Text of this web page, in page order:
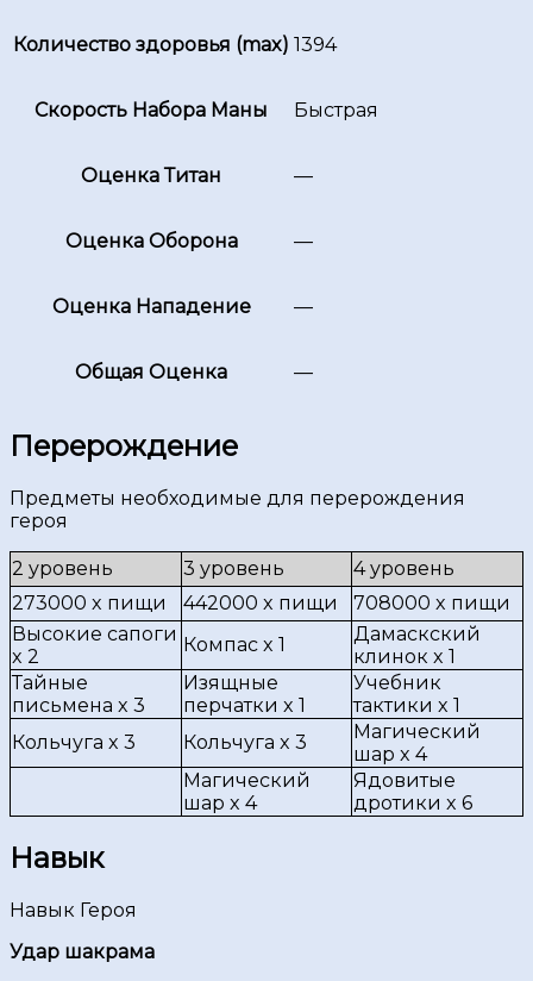
Количество здоровья (max) 1394
Скорость Набора Маны Быстрая
Оценка Титан —
Оценка Оборона —
Оценка Нападение —
Общая Оценка —
Перерождение
Предметы необходимые для перерождения
героя
2 уровень 3 уровень
4 уровень
273000 x пищи
442000 x пищи
708000 x пищи
Высокие сапоги
x 2
Компас x 1
Дамаскский
клинок x 1
Тайные
письмена x 3
Изящные
перчатки x 1
Учебник
тактики x 1
Кольчуга x 3
Кольчуга x 3
Магический
шар x 4
Магический
шар x 4
Ядовитые
дротики x 6
Навык
Навык Героя
Удар шакрама